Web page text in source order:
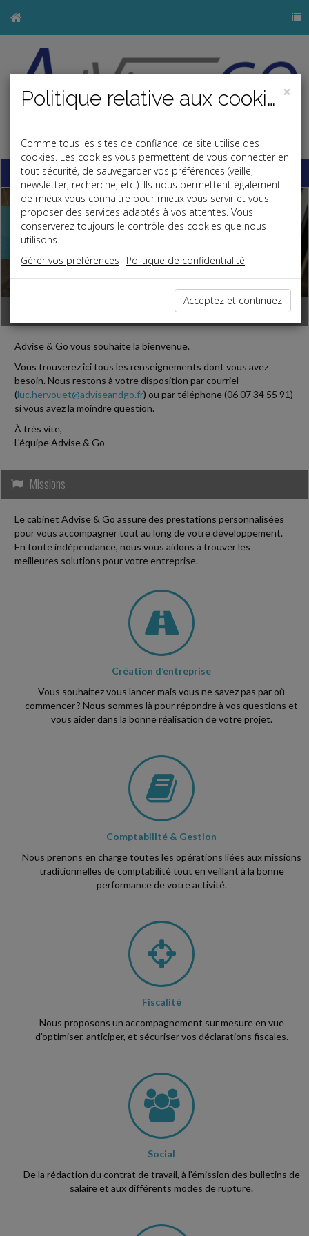
Base documentaire
Toujours à vos
côtés
Previous
Advise & Go vous souhaite la bienvenue.
Vous trouverez ici tous les renseignements dont vous avez
besoin. Nous restons à votre disposition par courriel
(luc.hervouet@adviseandgo.fr) ou par téléphone (06 07 34 55 91)
si vous avez la moindre question.
À très vite,
L'équipe Advise & Go
Missions
Le cabinet Advise & Go assure des prestations personnalisées
pour vous accompagner tout au long de votre développement.
En toute indépendance, nous vous aidons à trouver les
meilleures solutions pour votre entreprise.
Création d’entreprise
Vous souhaitez vous lancer mais vous ne savez pas par où
commencer ? Nous sommes là pour répondre à vos questions et
vous aider dans la bonne réalisation de votre projet.
Comptabilité & Gestion
Nous prenons en charge toutes les opérations liées aux missions
traditionnelles de comptabilité tout en veillant à la bonne
performance de votre activité.
Fiscalité
Nous proposons un accompagnement sur mesure en vue
d'optimiser, anticiper, et sécuriser vos déclarations fiscales.
Social
De la rédaction du contrat de travail, à l'émission des bulletins de
salaire et aux différents modes de rupture.
×
Politique relative aux cookies
Comme tous les sites de confiance, ce site utilise des
cookies. Les cookies vous permettent de vous connecter en
tout sécurité, de sauvegarder vos préférences (veille,
newsletter, recherche, etc.). Ils nous permettent également
de mieux vous connaitre pour mieux vous servir et vous
proposer des services adaptés à vos attentes. Vous
conserverez toujours le contrôle des cookies que nous
utilisons.
Gérer vos préférences
Politique de confidentialité
Acceptez et continuez